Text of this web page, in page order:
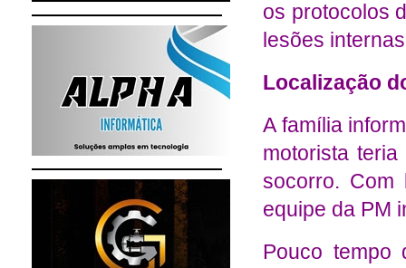
os protocolos
lesões
Localização
A família
motorista
socorro. Com
equipe da PM
Pouco tempo